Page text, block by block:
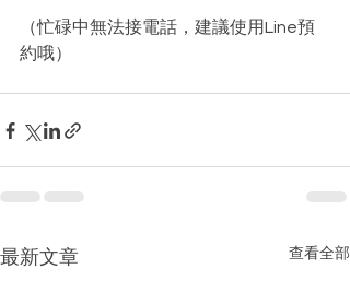
（忙碌中無法接電話，建議使用Line預
約哦）
最新文章 查看全部